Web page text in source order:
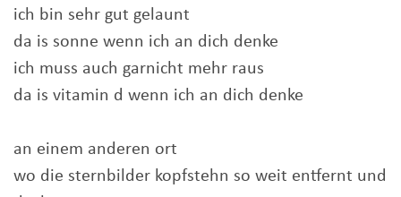
ich bin sehr gut gelaunt
da is sonne wenn ich an dich denke
ich muss auch garnicht mehr raus
da is vitamin d wenn ich an dich denke
an einem anderen ort
wo die sternbilder kopfstehn so weit entfernt und